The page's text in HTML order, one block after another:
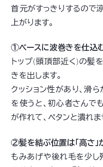
首元がすっきりするので
上がります。
①ベースに波巻きを仕込
トップ(頭頂部近く)の髪
きを出します。
クッション性があり、滑
を使うと、初心者さんで
が作れて、ペタンと潰れま
②髪を結ぶ位置は「高さ」
もみあげや後れ毛を少し